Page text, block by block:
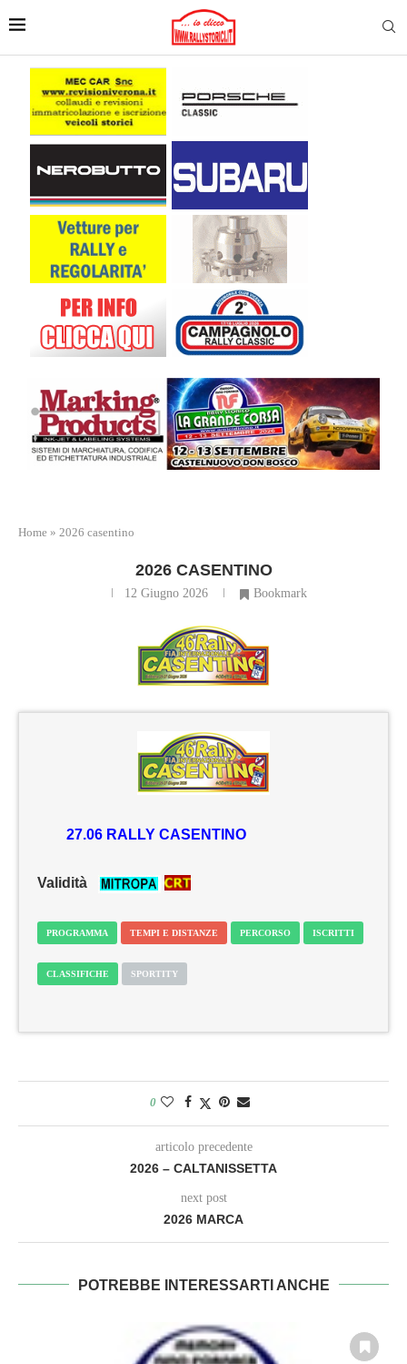
Home » 2026 casentino
2026 CASENTINO
12 Giugno 2026 Bookmark
27.06 RALLY CASENTINO
Validità
PROGRAMMA TEMPI E DISTANZE PERCORSO ISCRITTI
CLASSIFICHE SPORTITY
0
articolo precedente
2026 – CALTANISSETTA
next post
2026 MARCA
POTREBBE INTERESSARTI ANCHE